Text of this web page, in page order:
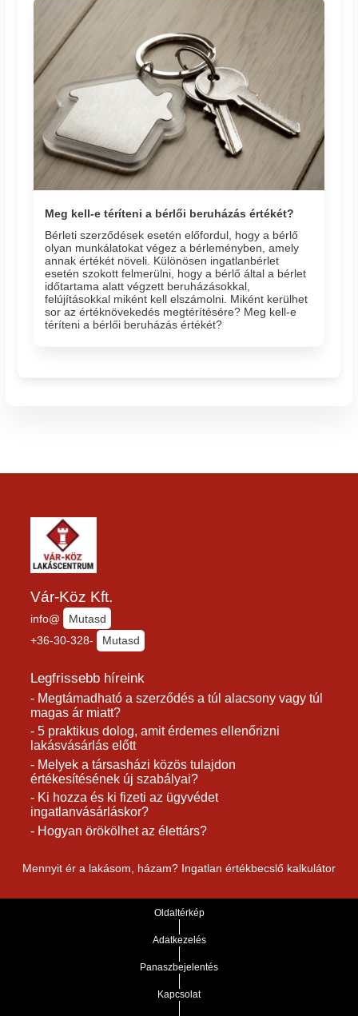
Meg kell-e téríteni a bérlői beruházás értékét?
Bérleti szerződések esetén előfordul, hogy a bérlő
olyan munkálatokat végez a bérleményben, amely
annak értékét növeli. Különösen ingatlanbérlet
esetén szokott felmerülni, hogy a bérlő által a bérlet
időtartama alatt végzett beruházásokkal,
felújításokkal miként kell elszámolni. Miként kerülhet
sor az értéknövekedés megtérítésére? Meg kell-e
téríteni a bérlői beruházás értékét?
Vár-Köz Kft.
info@
Mutasd
+36-30-328-
Mutasd
Legfrissebb híreink
- Megtámadható a szerződés a túl alacsony vagy túl
magas ár miatt?
- 5 praktikus dolog, amit érdemes ellenőrizni
lakásvásárlás előtt
- Melyek a társasházi közös tulajdon
értékesítésének új szabályai?
- Ki hozza és ki fizeti az ügyvédet
ingatlanvásárláskor?
- Hogyan örökölhet az élettárs?
Mennyit ér a lakásom, házam? Ingatlan értékbecslő kalkulátor
Oldaltérkép
Adatkezelés
Panaszbejelentés
Kapcsolat